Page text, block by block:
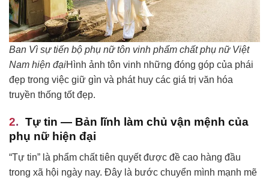
Ban Vì sự tiến bộ phụ nữ tôn vinh phẩm chất phụ nữ Việt
Nam hiện đạiHình ảnh tôn vinh những đóng góp của phái
đẹp trong việc giữ gìn và phát huy các giá trị văn hóa
truyền thống tốt đẹp.
Tự tin — Bản lĩnh làm chủ vận mệnh của
phụ nữ hiện đại
“Tự tin” là phẩm chất tiên quyết được đề cao hàng đầu
trong xã hội ngày nay. Đây là bước chuyển mình mạnh mẽ